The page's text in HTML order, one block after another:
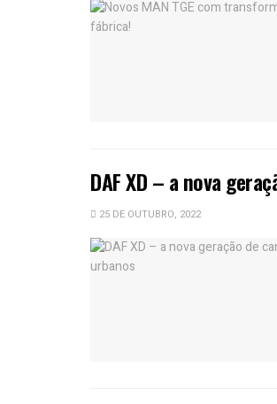
DAF XD – a nova
25 DE OUTUBRO, 2022